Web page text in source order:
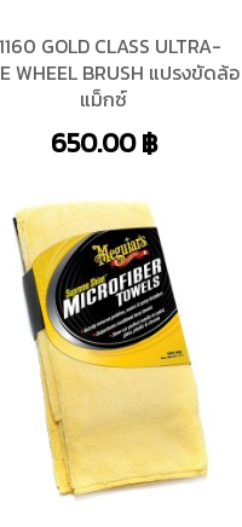
GOLD CLASS ULTRA-
WHEEL BRUSH แปรงขัดล้อ
แม็กซ์
650.00฿